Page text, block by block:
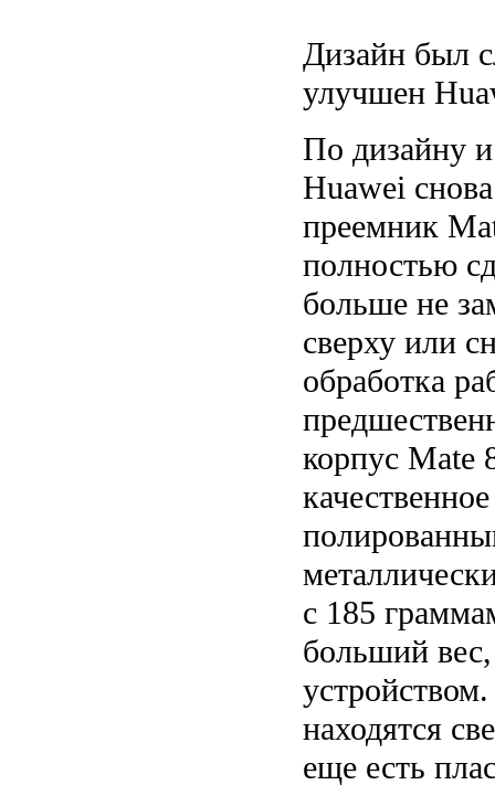
Дизайн был
улучшен
По дизайну
Huawei
преемник
полностью
больше не
сверху или
обработка
корпус Mate
с 185
больший
находятся
еще есть